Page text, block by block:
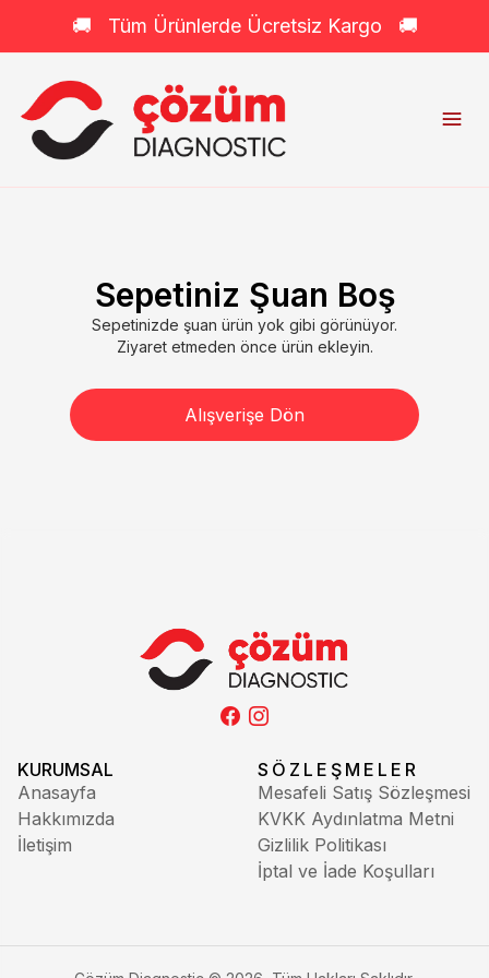
🚚 Tüm Ürünlerde Ücretsiz Kargo 🚚
Sepetiniz Şuan Boş
Sepetinizde şuan ürün yok gibi görünüyor.
Ziyaret etmeden önce ürün ekleyin.
Alışverişe Dön
KURUMSAL
Anasayfa
Hakkımızda
İletişim
SÖZLEŞMELER
Mesafeli Satış Sözleşmesi
KVKK Aydınlatma Metni
Gizlilik Politikası
İptal ve İade Koşulları